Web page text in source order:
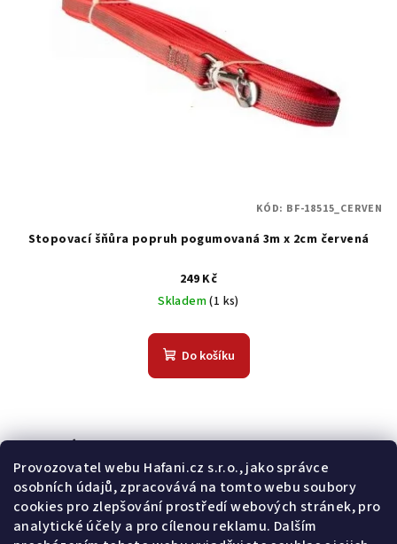
Provozovatel webu Hafani.cz s.r.o., jako správce
osobních údajů, zpracovává na tomto webu soubory
cookies pro zlepšování prostředí webových stránek, pro
analytické účely a pro cílenou reklamu. Dalším
Stopovací šňůra popruh pogumovaná 3m x 2cm červená
249 Kč
Skladem(1 ks)
Do košíku
KÓD: BF-18515_CERVEN
Odebírat newsletter
E-mail
Potvrzuji souhlas svšeobecnými obchodními podmínkami a